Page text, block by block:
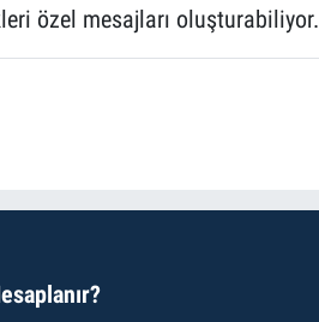
özel mesajları oluşturabiliyor.